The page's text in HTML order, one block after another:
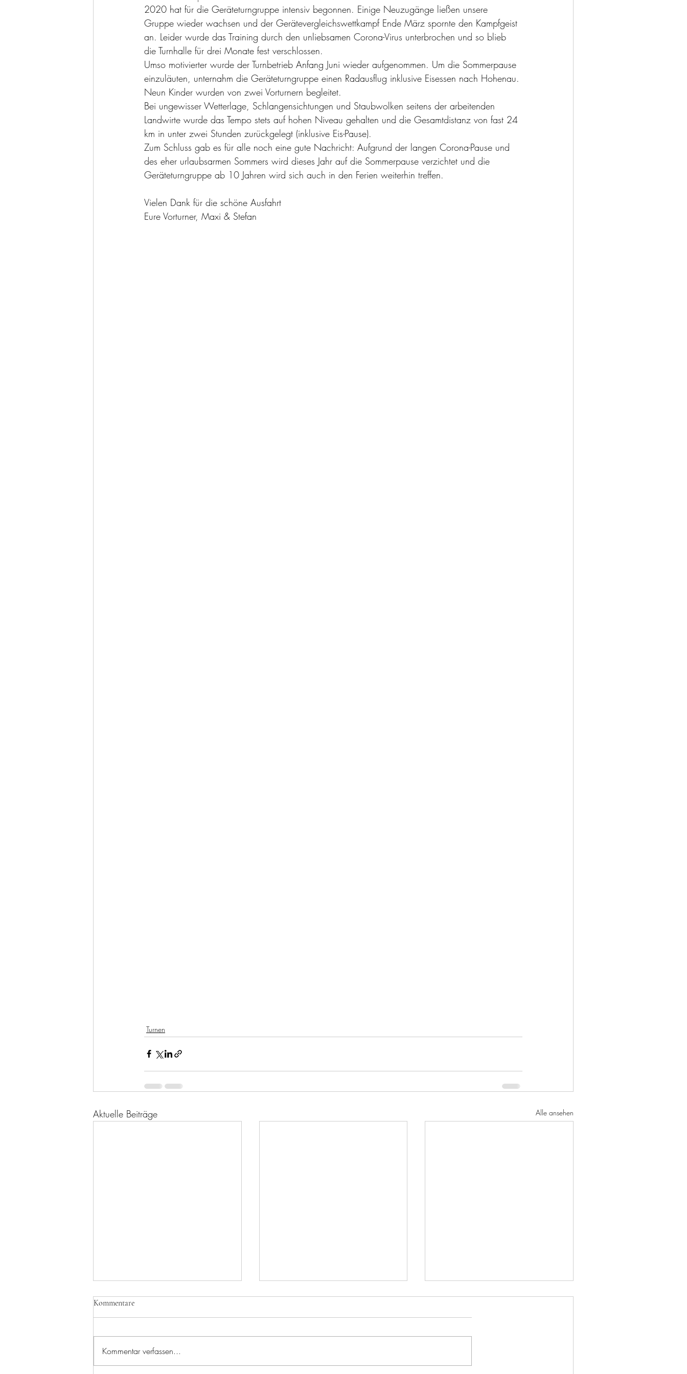
2020 hat für die Geräteturngruppe intensiv begonnen. Einige Neuzugänge ließen unsere
Gruppe wieder wachsen und der Gerätevergleichswettkampf Ende März spornte den Kampfgeist
an. Leider wurde das Training durch den unliebsamen Corona-Virus unterbrochen und so blieb
die Turnhalle für drei Monate fest verschlossen.
Umso motivierter wurde der Turnbetrieb Anfang Juni wieder aufgenommen. Um die Sommerpause
einzuläuten, unternahm die Geräteturngruppe einen Radausflug inklusive Eisessen nach Hohenau.
Neun Kinder wurden von zwei Vorturnern begleitet.
Bei ungewisser Wetterlage, Schlangensichtungen und Staubwolken seitens der arbeitenden
Landwirte wurde das Tempo stets auf hohen Niveau gehalten und die Gesamtdistanz von fast 24
km in unter zwei Stunden zurückgelegt (inklusive Eis-Pause).
Zum Schluss gab es für alle noch eine gute Nachricht: Aufgrund der langen Corona-Pause und
des eher urlaubsarmen Sommers wird dieses Jahr auf die Sommerpause verzichtet und die
Geräteturngruppe ab 10 Jahren wird sich auch in den Ferien weiterhin treffen.
Vielen Dank für die schöne Ausfahrt
Eure Vorturner, Maxi & Stefan
Turnen
Aktuelle Beiträge Alle ansehen
Kommentare
Kommentar verfassen...